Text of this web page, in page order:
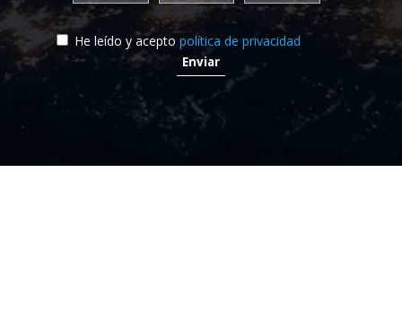
He leído y acepto política de privacidad